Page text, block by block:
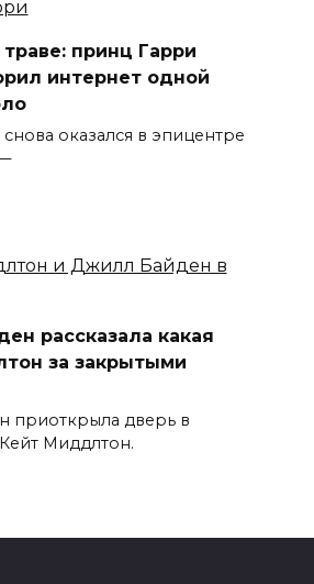
принц Гарри
интернет одной
оказался в эпицентре
рассказала какая
за закрытыми
приоткрыла дверь в
Миддлтон.